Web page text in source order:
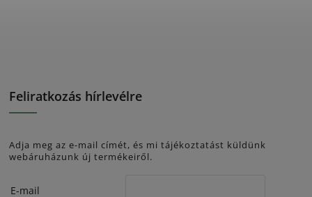
Feliratkozás hírlevélre
Adja meg az e-mail címét, és mi tájékoztatást küldünk
webáruházunk új termékeiről.
E-mail